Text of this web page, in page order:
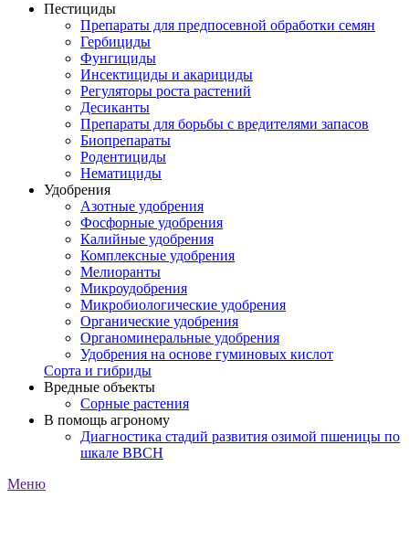
Пестициды
Препараты для предпосевной обработки семян
Гербициды
Фунгициды
Инсектициды и акарициды
Регуляторы роста растений
Десиканты
Препараты для борьбы с вредителями запасов
Биопрепараты
Родентициды
Нематициды
Удобрения
Азотные удобрения
Фосфорные удобрения
Калийные удобрения
Комплексные удобрения
Мелиоранты
Микроудобрения
Микробиологические удобрения
Органические удобрения
Органоминеральные удобрения
Удобрения на основе гуминовых кислот
Сорта и гибриды
Вредные объекты
Сорные растения
В помощь агроному
Диагностика стадий развития озимой пшеницы по
шкале ВВСН
Меню